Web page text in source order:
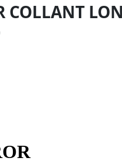
COLLANT